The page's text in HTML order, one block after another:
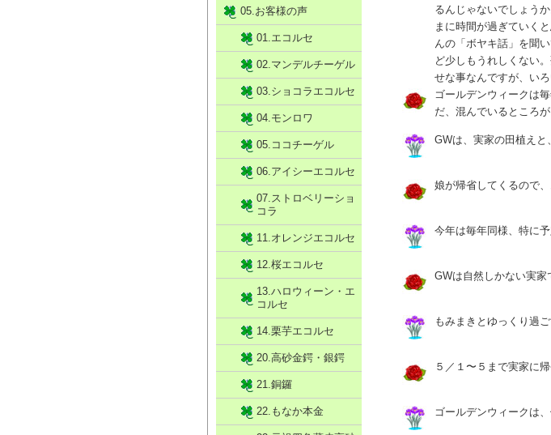
るんじゃないでしょう
まに時間が過ぎていく
んの「ボヤキ話」を聞
ど少しもうれしくない
せな事なんですが、い
ゴールデンウィークは
だ、混んでいるところ
GWは、実家の田植えと
娘が帰省してくるので
今年は毎年同様、特に
GWは自然しかない実家
もみまきとゆっくり過ご
５／１〜５まで実家に
ゴールデンウィークは
05.お客様の声
01.エコルセ
02.マンデルチーゲル
03.ショコラエコルセ
04.モンロワ
05.ココチーゲル
06.アイシーエコルセ
07.ストロベリーショ
コラ
11.オレンジエコルセ
12.桜エコルセ
13.ハロウィーン・エ
コルセ
14.栗芋エコルセ
20.高砂金鍔・銀鍔
21.銅鑼
22.もなか本金